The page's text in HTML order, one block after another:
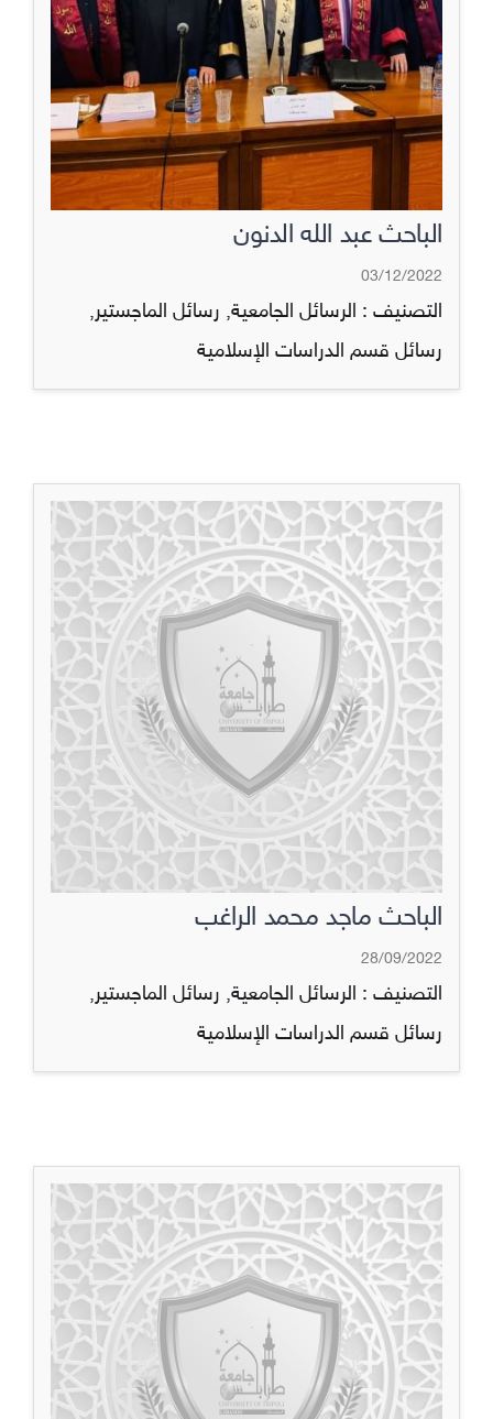
الباحث عبد الله الدنون
03/12/2022
التصنيف : الرسائل الجامعية, رسائل الماجستير,
رسائل قسم الدراسات الإسلامية
الباحث ماجد محمد الراغب
28/09/2022
التصنيف : الرسائل الجامعية, رسائل الماجستير,
رسائل قسم الدراسات الإسلامية